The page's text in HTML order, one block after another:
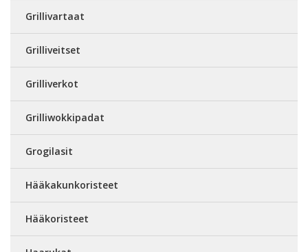
Grillivartaat
Grilliveitset
Grilliverkot
Grilliwokkipadat
Grogilasit
Hääkakunkoristeet
Hääkoristeet